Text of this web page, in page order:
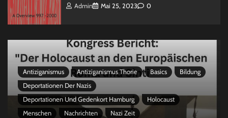
Admin Mai 25, 2023 0
Antiziganismus Antiziganismus Thorie Basics
Bildung
Deportationen Der Nazis
Deportationen Und Gedenkort Hamburg
Holocaust
Menschen
Nachrichten Nazi Zeit